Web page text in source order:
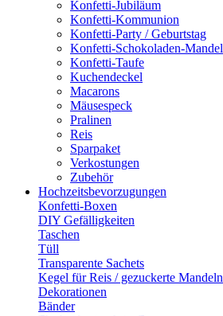
Konfetti-Jubiläum
Konfetti-Kommunion
Konfetti-Party / Geburtstag
Konfetti-Schokoladen-Mandel
Konfetti-Taufe
Kuchendeckel
Macarons
Mäusespeck
Pralinen
Reis
Sparpaket
Verkostungen
Zubehör
Hochzeitsbevorzugungen
Konfetti-Boxen
DIY Gefälligkeiten
Taschen
Tüll
Transparente Sachets
Kegel für Reis / gezuckerte Mandeln
Dekorationen
Bänder